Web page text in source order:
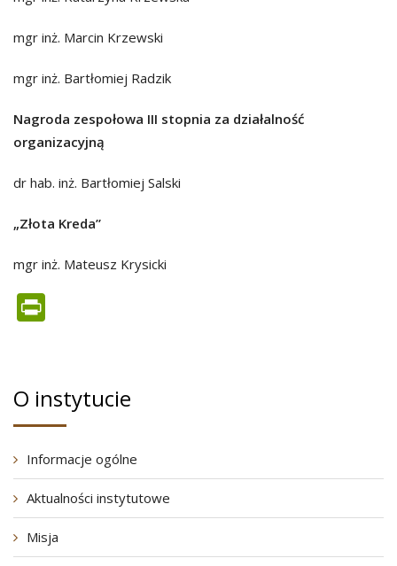
mgr inż. Marcin Krzewski
mgr inż. Bartłomiej Radzik
Nagroda zespołowa III stopnia za działalność
organizacyjną
dr hab. inż. Bartłomiej Salski
„Złota Kreda”
mgr inż. Mateusz Krysicki
O instytucie
Informacje ogólne
Aktualności instytutowe
Misja